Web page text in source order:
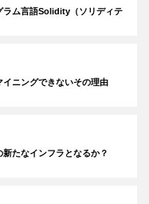
ラム言語Solidity（ソリディテ
ニングできないその理由
新たなインフラとなるか？